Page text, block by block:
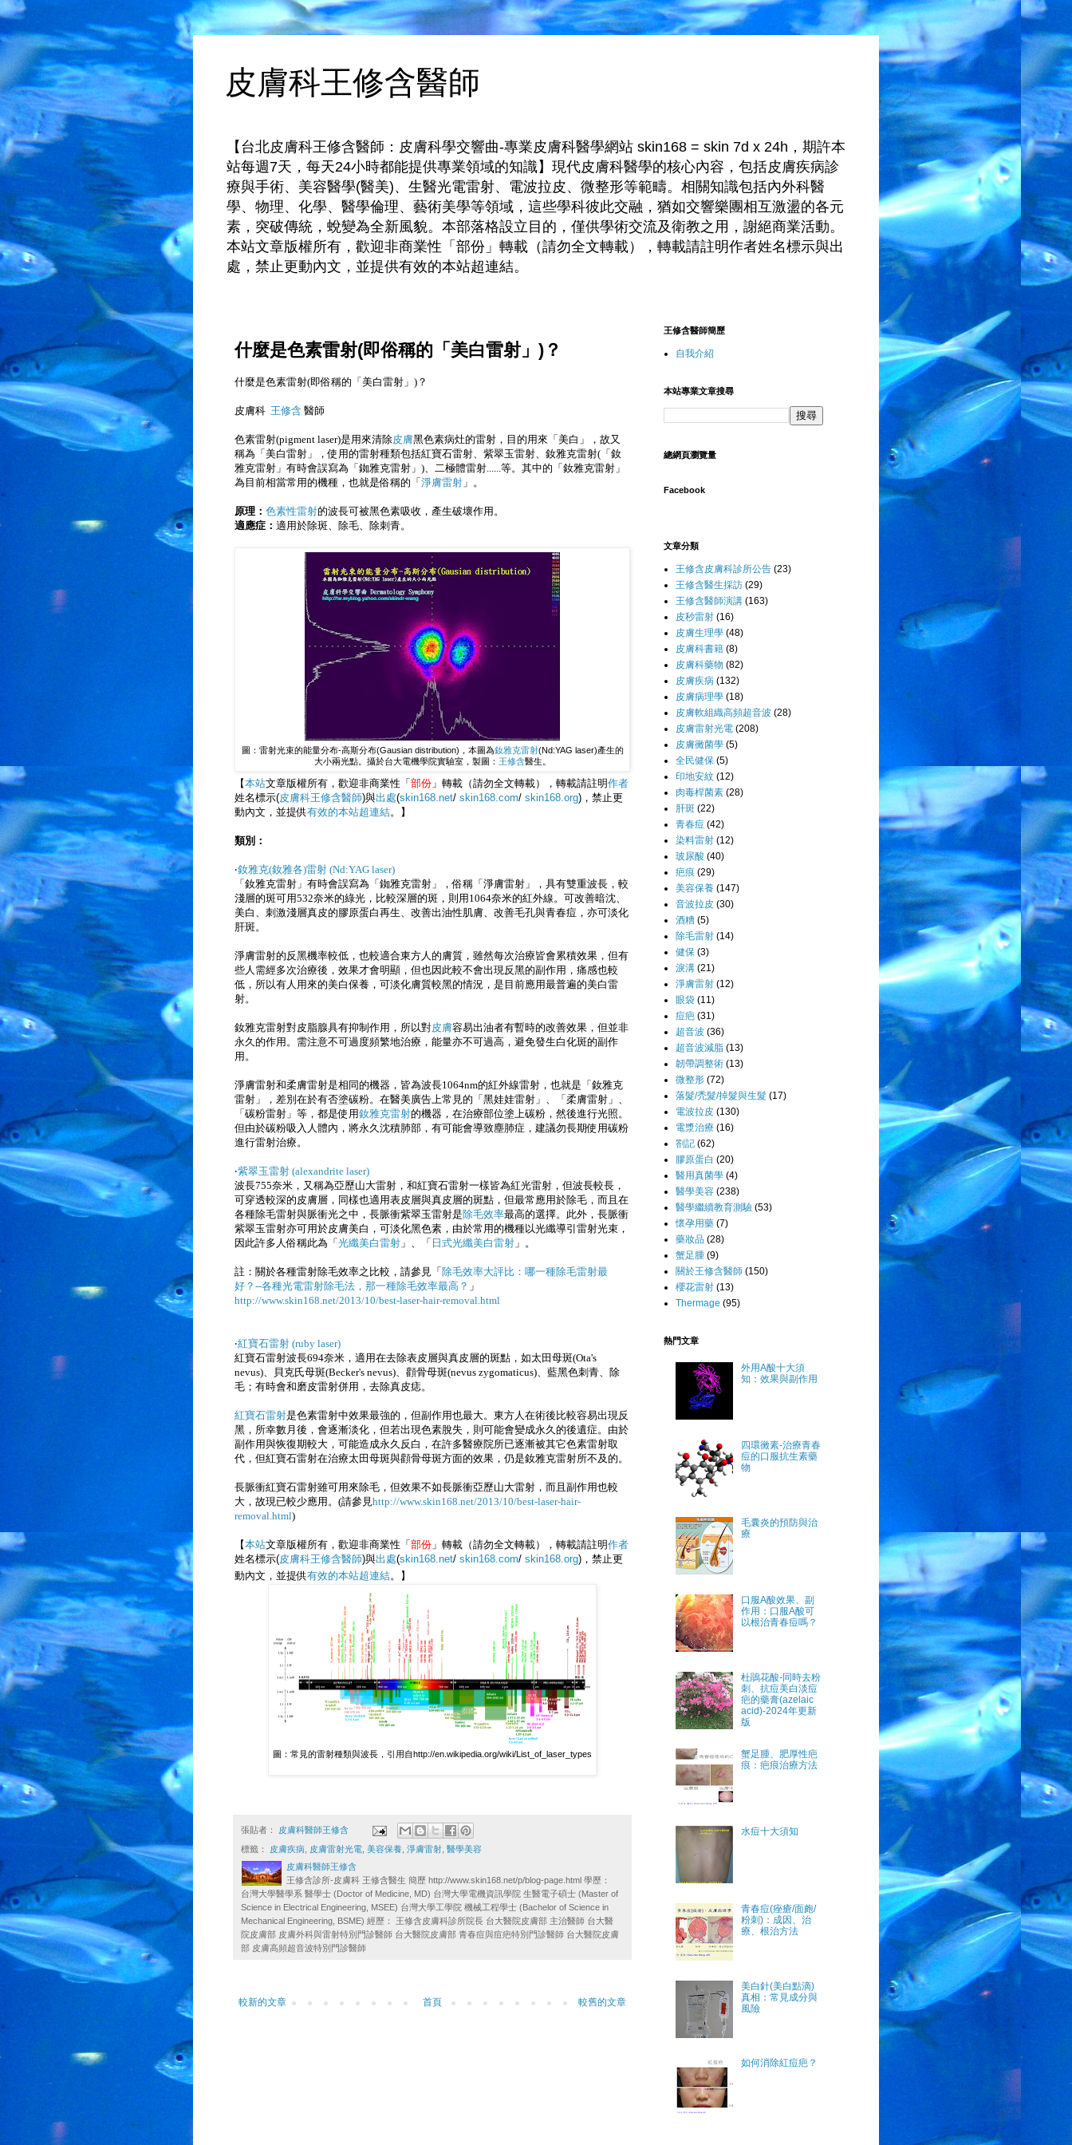
皮膚科王修含醫師
【台北皮膚科王修含醫師：皮膚科學交響曲-專業皮膚科醫學網站 skin168 = skin 7d x 24h，期許本
站每週7天，每天24小時都能提供專業領域的知識】現代皮膚科醫學的核心內容，包括皮膚疾病診
療與手術、美容醫學(醫美)、生醫光電雷射、電波拉皮、微整形等範疇。相關知識包括內外科醫
學、物理、化學、醫學倫理、藝術美學等領域，這些學科彼此交融，猶如交響樂團相互激盪的各元
素，突破傳統，蛻變為全新風貌。本部落格設立目的，僅供學術交流及衛教之用，謝絕商業活動。
本站文章版權所有，歡迎非商業性「部份」轉載（請勿全文轉載），轉載請註明作者姓名標示與出
處，禁止更動內文，並提供有效的本站超連結。
什麼是色素雷射(即俗稱的「美白雷射」)？
什麼是色素雷射(即俗稱的「美白雷射」)？
皮膚科 王修含 醫師
色素雷射(pigment laser)是用來清除皮膚黑色素病灶的雷射，目的用來「美白」，故又
稱為「美白雷射」，使用的雷射種類包括紅寶石雷射、紫翠玉雷射、釹雅克雷射( 「釹
雅克雷射」有時會誤寫為「銣雅克雷射」 )、二極體雷射......等。其中的「釹雅克雷射 」
為目前相當常用的機種，也就是俗稱的「淨膚雷射 」。
原理： 色素性雷射的波長可被黑色素吸收，產生破壞作用。
適應症： 適用於除斑、除毛、除刺青。
圖：雷射光束的能量分布-高斯分布(Gausian distribution)，本圖為釹雅克雷射(Nd:YAG laser)產生的
大小兩光點。攝於台大電機學院實驗室，製圖： 王修含醫生。
【本站文章版權所有，歡迎非商業性「 部份 」轉載（請勿全文轉載），轉載請註明作者
姓名標示(皮膚科王修含醫師)與出處(skin168.net/ skin168.com/ skin168.org)，禁止更
動內文，並提供有效的本站超連結。】
類別：
‧釹雅克(釹雅各)雷射 (Nd:YAG laser)
「釹雅克雷射」有時會誤寫為「銣雅克雷射」，俗稱「淨膚雷射」，具有雙重波長，較
淺層的斑可用532奈米的綠光，比較深層的斑，則用1064奈米的紅外線。可改善暗沈、
美白、刺激淺層真皮的膠原蛋白再生、改善出油性肌膚、改善毛孔與青春痘，亦可淡化
肝斑。
淨膚雷射的反黑機率較低，也較適合東方人的膚質，雖然每次治療皆會累積效果，但有
些人需經多次治療後，效果才會明顯，但也因此較不會出現反黑的副作用，痛感也較
低，所以有人用來的美白保養，可淡化膚質較黑的情況，是目前應用最普遍的美白雷
射。
釹雅克雷射對皮脂腺具有抑制作用，所以對皮膚容易出油者有暫時的改善效果，但並非
永久的作用。需注意不可過度頻繁地治療，能量亦不可過高，避免發生白化斑的副作
用。
淨膚雷射和柔膚雷射是相同的機器，皆為波長1064nm的紅外線雷射，也就是「釹雅克
雷射」，差別在於有否塗碳粉。 在醫美廣告上常見的「黑娃娃雷射」、「柔膚雷射」、
「碳粉雷射」等，都是使用釹雅克雷射的機器，在治療部位塗上碳粉，然後進行光照。
但由於碳粉吸入人體內，將永久沈積肺部，有可能會導致塵肺症，建議勿長期使用碳粉
進行雷射治療。
‧紫翠玉雷射 (alexandrite laser)
波長755奈米，又稱為亞歷山大雷射，和紅寶石雷射一樣皆為紅光雷射，但波長較長，
可穿透較深的皮膚層，同樣也適用表皮層與真皮層的斑點，但最常應用於除毛，而且在
各種除毛雷射與脈衝光之中，長脈衝紫翠玉雷射是除毛效率最高的選擇。 此外，長脈衝
紫翠玉雷射亦可用於皮膚美白，可淡化黑色素，由於常用的機種以光纖導引雷射光束，
因此許多人俗稱此為「 光纖美白雷射 」、 「 日式光纖美白雷射 」 。
註：關於各種雷射除毛效率之比較，請參見「 除毛效率大評比：哪一種除毛雷射最
好？--各種光電雷射除毛法，那一種除毛效率最高？ 」
http://www.skin168.net/2013/10/best-laser-hair-removal.html
‧紅寶石雷射 (ruby laser)
紅寶石雷射波長694奈米， 適用在去除表皮層與真皮層的斑點，如太田母斑(Ota's
nevus)、貝克氏母斑(Becker's nevus)、顴骨母斑(nevus zygomaticus)、藍黑色刺青、除
毛 ；有時會和磨皮雷射併用，去除真皮痣。
紅寶石雷射是色素雷射中效果最強的， 但副作用也最大。東方人在術後比較容易出現反
黑，所幸數月後，會逐漸淡化，但若出現色素脫失，則可能會變成永久的後遺症。由於
副作用與恢復期較大，可能造成永久反白，在許多醫療院所已逐漸被其它色素雷射取
代，但紅寶石雷射在治療太田母斑與顴骨母斑方面的效果，仍是釹雅克雷射所不及的。
長脈衝紅寶石雷射雖可用來除毛，但效果不如長脈衝亞歷山大雷射，而且副作用也較
大，故現已較少應用。(請參見http://www.skin168.net/2013/10/best-laser-hair-
removal.html)
【本站文章版權所有，歡迎非商業性「 部份 」轉載（請勿全文轉載），轉載請註明作者
姓名標示(皮膚科王修含醫師)與出處(skin168.net/ skin168.com/ skin168.org)，禁止更
動內文，並提供有效的本站超連結。】
圖：常見的雷射種類與波長，引用自http://en.wikipedia.org/wiki/List_of_laser_types
張貼者： 皮膚科醫師王修含
標籤： 皮膚疾病 皮膚雷射光電 美容保養 淨膚雷射 醫學美容
皮膚科醫師王修含
王修含診所-皮膚科 王修含醫生 簡歷 http://www.skin168.net/p/blog-page.html 學歷：
台灣大學醫學系 醫學士 (Doctor of Medicine, MD) 台灣大學電機資訊學院 生醫電子碩士 (Master of
Science in Electrical Engineering, MSEE) 台灣大學工學院 機械工程學士 (Bachelor of Science in
Mechanical Engineering, BSME) 經歷： 王修含皮膚科診所院長 台大醫院皮膚部 主治醫師 台大醫
院皮膚部 皮膚外科與雷射特別門診醫師 台大醫院皮膚部 青春痘與痘疤特別門診醫師 台大醫院皮膚
部 皮膚高頻超音波特別門診醫師
較新的文章 較舊的文章
首頁
王修含醫師簡歷
自我介紹
本站專業文章搜尋
總網頁瀏覽量
Facebook
文章分類
王修含皮膚科診所公告 (23)
王修含醫生採訪 (29)
王修含醫師演講 (163)
皮秒雷射 (16)
皮膚生理學 (48)
皮膚科書籍 (8)
皮膚科藥物 (82)
皮膚疾病 (132)
皮膚病理學 (18)
皮膚軟組織高頻超音波 (28)
皮膚雷射光電 (208)
皮膚黴菌學 (5)
全民健保 (5)
印地安紋 (12)
肉毒桿菌素 (28)
肝斑 (22)
青春痘 (42)
染料雷射 (12)
玻尿酸 (40)
疤痕 (29)
美容保養 (147)
音波拉皮 (30)
酒糟 (5)
除毛雷射 (14)
健保 (3)
淚溝 (21)
淨膚雷射 (12)
眼袋 (11)
痘疤 (31)
超音波 (36)
超音波減脂 (13)
韌帶調整術 (13)
微整形 (72)
落髮/禿髮/掉髮與生髮 (17)
電波拉皮 (130)
電漿治療 (16)
劄記 (62)
膠原蛋白 (20)
醫用真菌學 (4)
醫學美容 (238)
醫學繼續教育測驗 (53)
懷孕用藥 (7)
藥妝品 (28)
蟹足腫 (9)
關於王修含醫師 (150)
櫻花雷射 (13)
Thermage (95)
熱門文章
外用A酸十大須
知：效果與副作用
四環黴素-治療青春
痘的口服抗生素藥
物
毛囊炎的預防與治
療
口服A酸效果、副
作用：口服A酸可
以根治青春痘嗎？
杜鵑花酸-同時去粉
刺、抗痘美白淡痘
疤的藥膏(azelaic
acid)-2024年更新
版
蟹足腫、肥厚性疤
痕：疤痕治療方法
水痘十大須知
青春痘(痤瘡/面皰/
粉刺)：成因、治
療、根治方法
美白針(美白點滴)
真相：常見成分與
風險
如何消除紅痘疤？